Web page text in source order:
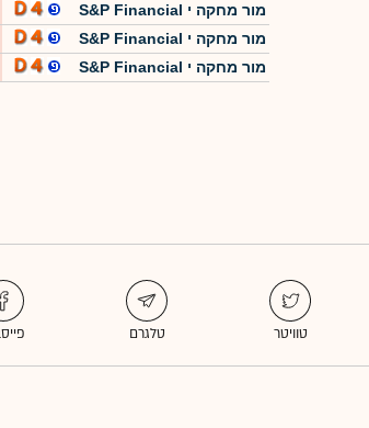
מור מחקה י S&P Financial
מור מחקה י S&P Financial
מור מחקה י S&P Financial